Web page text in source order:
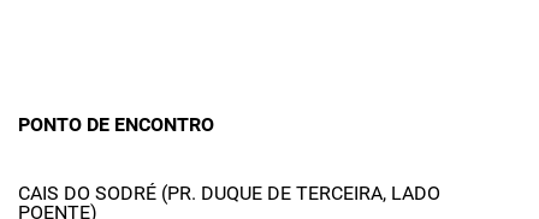
PONTO DE ENCONTRO
CAIS DO SODRÉ (PR. DUQUE DE TERCEIRA, LADO
POENTE)